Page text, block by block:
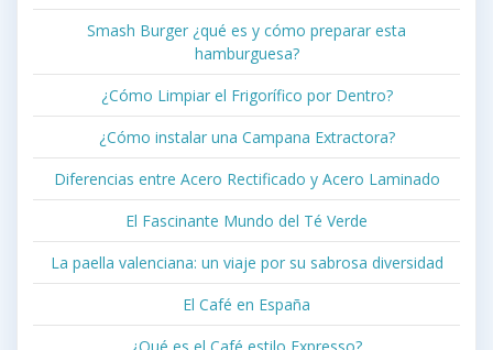
Smash Burger ¿qué es y cómo preparar esta
hamburguesa?
¿Cómo Limpiar el Frigorífico por Dentro?
¿Cómo instalar una Campana Extractora?
Diferencias entre Acero Rectificado y Acero Laminado
El Fascinante Mundo del Té Verde
La paella valenciana: un viaje por su sabrosa diversidad
El Café en España
¿Qué es el Café estilo Expresso?